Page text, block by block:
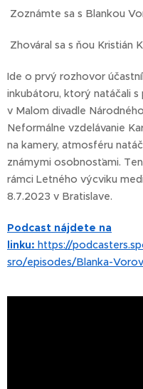
Zoznámte sa s Blankou
Zhováral sa s ňou Kristián
Ide o prvý rozhovor
inkubátoru, ktorý natáčali
v Malom divadle
Neformálne vzdelávanie
na kamery, atmosféru
známymi osobnosťami.
rámci Letného výcviku
8.7.2023 v Bratislave.
Podcast nájdete na
linku: https://
sro/episodes/Blanka-